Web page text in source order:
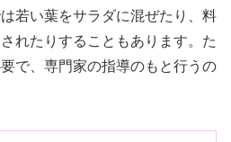
若い葉をサラダに混ぜたり、料
れたりすることもあります。た
で、専門家の指導のもと行うの